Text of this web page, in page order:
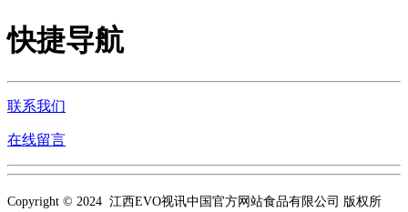
快捷导航
联系我们
在线留言
Copyright © 2024 江西EVO视讯中国官方网站食品有限公司 版权所